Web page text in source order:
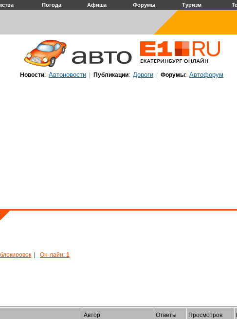
Погода Афиша Форумы Туризм
Новости: Автоновости Публикации: Дороги Форумы: Автофорум
Он-лайн: 1
Автор Ответы Просмотров